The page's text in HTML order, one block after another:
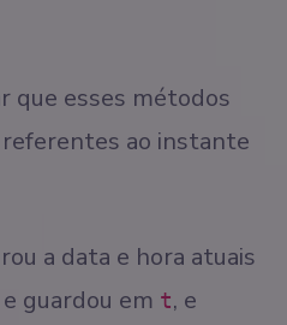
que esses métodos
ao instante
a data e hora atuais
guardou em t, e